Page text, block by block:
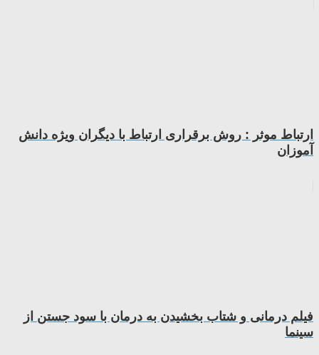
ارتباط موثر : روش برقراری ارتباط با دیگران ویژه دانش
آموزان
فیلم درمانی و شتاب بخشیدن به درمان با سود جستن از
سینما